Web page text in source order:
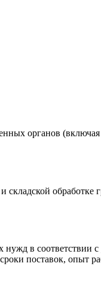
органов
складской
в соответствии
поставок, опыт